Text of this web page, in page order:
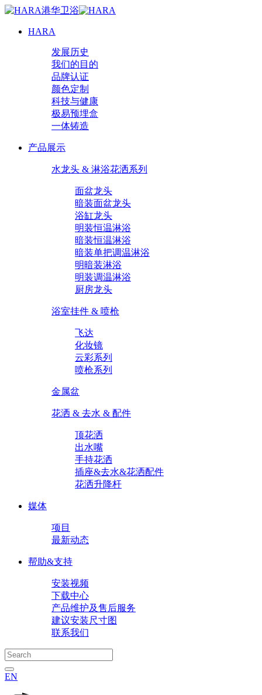
HARA
发展历史
我们的目的
品牌认证
颜色定制
科技与健康
极易预埋盒
一体铸造
产品展示
水龙头 & 淋浴花洒系列
面盆龙头
暗装面盆龙头
浴缸龙头
明装恒温淋浴
暗装恒温淋浴
暗装单把调温淋浴
明暗装淋浴
明装调温淋浴
厨房龙头
浴室挂件 & 喷枪
飞达
化妆镜
云彩系列
喷枪系列
金属盆
花洒 & 去水 & 配件
顶花洒
出水嘴
手持花洒
插座&去水&花洒配件
花洒升降杆
媒体
项目
最新动态
帮助&支持
安装视频
下载中心
产品维护及售后服务
建议安装尺寸图
联系我们
EN